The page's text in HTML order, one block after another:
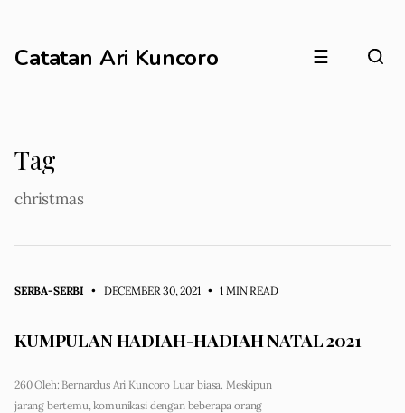
Catatan Ari Kuncoro ☰
Tag
christmas
SERBA-SERBI • DECEMBER 30, 2021 • 1 MIN READ
KUMPULAN HADIAH-HADIAH NATAL 2021
260 Oleh: Bernardus Ari Kuncoro Luar biasa. Meskipun
jarang bertemu, komunikasi dengan beberapa orang